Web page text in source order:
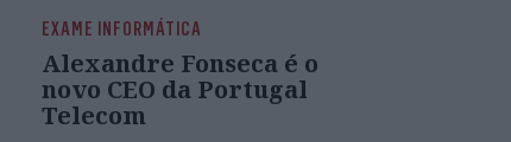
EXAME INFORMÁTICA
Alexandre Fonseca é o
novo CEO da Portugal
Telecom